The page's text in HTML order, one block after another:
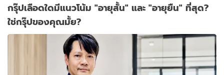
กรุ๊ปเลือดใดมีแนวโน้ม "อายุสั้น" และ "อายุยืน" ที่สุด?
ใช่กรุ๊ปของคุณมั้ย?